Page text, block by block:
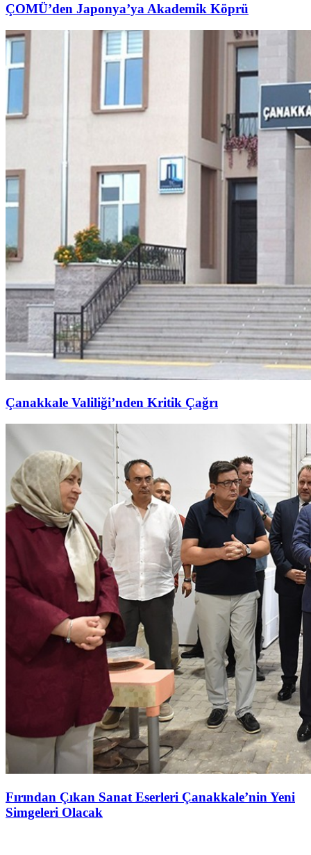
ÇOMÜ’den Japonya’ya Akademik Köprü
Çanakkale Valiliği’nden Kritik Çağrı
Fırından Çıkan Sanat Eserleri Çanakkale’nin Yeni
Simgeleri Olacak